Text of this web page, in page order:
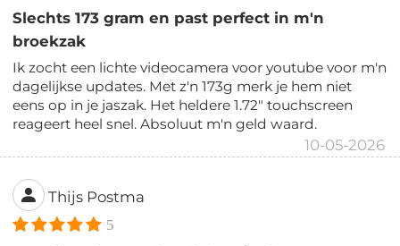
Slechts 173 gram en past perfect in m'n
broekzak
Ik zocht een lichte videocamera voor youtube voor m'n
dagelijkse updates. Met z'n 173g merk je hem niet
eens op in je jaszak. Het heldere 1.72" touchscreen
reageert heel snel. Absoluut m'n geld waard.
10-05-2026
Thijs Postma
5